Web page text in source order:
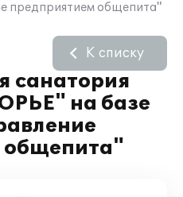
предприятием общепита"
санатория
на базе
общепита"
К списку